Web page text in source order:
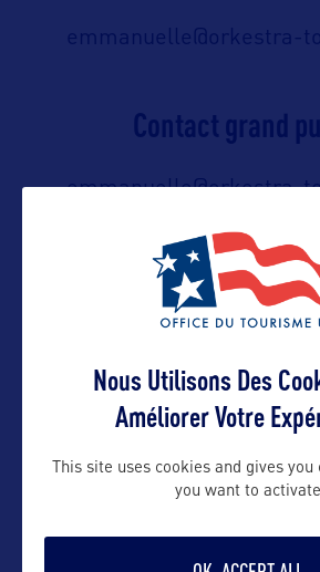
emmanuelle@orkestra-
Contact grand
emmanuelle@orkestra-
Suivre
Nous Utilisons Des
Améliorer Votre
This site uses cookies and gives
you want to activate